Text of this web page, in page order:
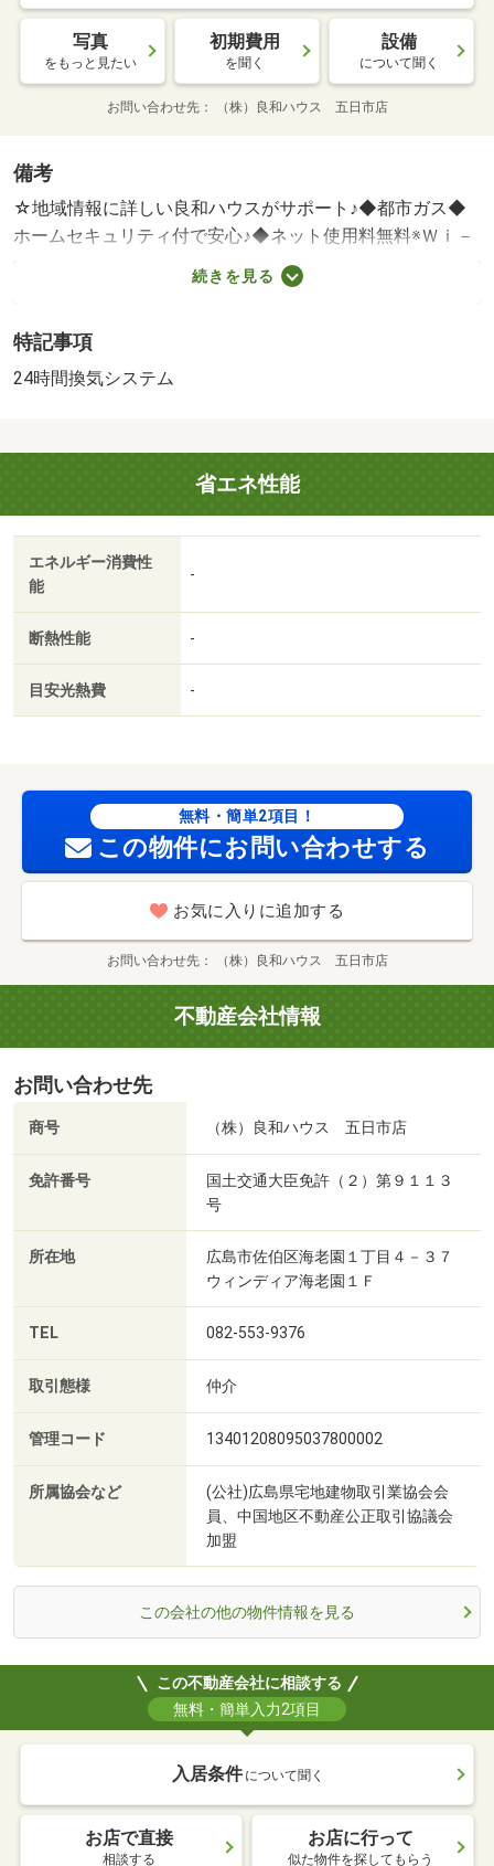
写真
をもっと見たい
初期費用
を聞く
設備
について聞く
お問い合わせ先 （株）良和ハウス 五日市店
備考
☆地域情報に詳しい良和ハウスがサポート♪◆都市ガス◆
ホームセキュリティ付で安心♪◆ネット使用料無料※Ｗｉ－
Ｆｉ対応◆不在時にうれしい宅配ボッ・賃貸保証等：加入
要（要確認）・◆都市ガス◆ホームセキュリティ付で安心
宅配ボックス♪◆一坪風呂でゆったりバスタイム♪◆室内物
干しあり♪◆お気軽に良和ハウスまでお問合わせください
続きを見る
特記事項
24時間換気システム
省エネ性能
エネルギー消費性
能
-
断熱性能 -
目安光熱費 -
無料・簡単2項目！
この物件にお問い合わせする
お気に入りに追加する
お問い合わせ先 （株）良和ハウス 五日市店
不動産会社情報
お問い合わせ先
商号 （株）良和ハウス 五日市店
免許番号
国土交通大臣免許（２）第９１１３
号
所在地
広島市佐伯区海老園１丁目４－３７
ウィンディア海老園１Ｆ
TEL 082-553-9376
取引態様 仲介
管理コード 13401208095037800002
所属協会など
(公社)広島県宅地建物取引業協会会
員、中国地区不動産公正取引協議会
加盟
この会社の他の物件情報を見る
この不動産会社に相談する
無料・簡単入力2項目
入居条件 について聞く
お店で直接
相談する
お店に行って
似た物件を探してもらう